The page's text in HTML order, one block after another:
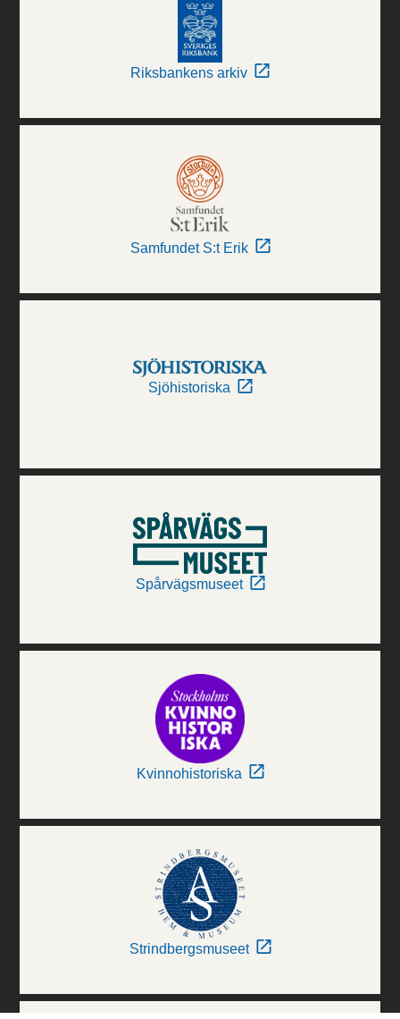
Riksbankens arkiv
Samfundet S:t Erik
Sjöhistoriska
Spårvägsmuseet
Kvinnohistoriska
Strindbergsmuseet